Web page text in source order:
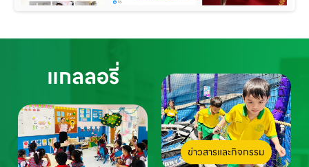
แกลลอรี่
ข่าวสารและกิจกรรม